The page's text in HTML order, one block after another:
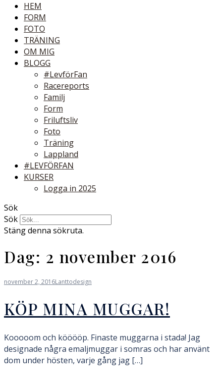
HEM
FORM
FOTO
TRÄNING
OM MIG
BLOGG
#LevförFan
Racereports
Familj
Form
Friluftsliv
Foto
Träning
Lappland
#LEVFÖRFAN
KURSER
Logga in 2025
Sök
Sök
Stäng denna sökruta.
Dag: 2 november 2016
november 2, 2016Lanttodesign
KÖP MINA MUGGAR!
Kooooom och kööööp. Finaste muggarna i stada! Jag
designade några emaljmuggar i somras och har använt
dom under hösten, varje gång jag […]